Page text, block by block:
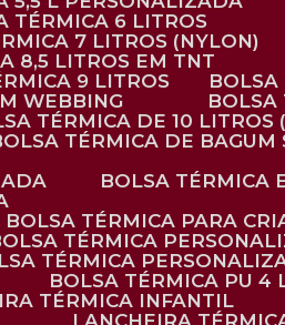
TÉRMICA 6 LITROS
7 LITROS (NYLON)
8,5 LITROS EM TNT
9 LITROS
WEBBING
TÉRMICA DE 10 LITROS
BOLSA TÉRMICA DE BAGUM
BOLSA TÉRMICA
BOLSA TÉRMICA PARA
BOLSA TÉRMICA
TÉRMICA
BOLSA TÉRMICA PU 4
TÉRMICA INFANTIL
LANCHEIRA